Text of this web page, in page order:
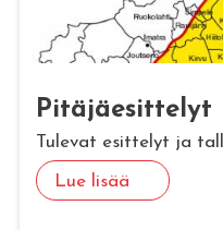
Pi­tä­jäe­sit­te­lyt
Tulevat esittelyt ja
Lue lisää